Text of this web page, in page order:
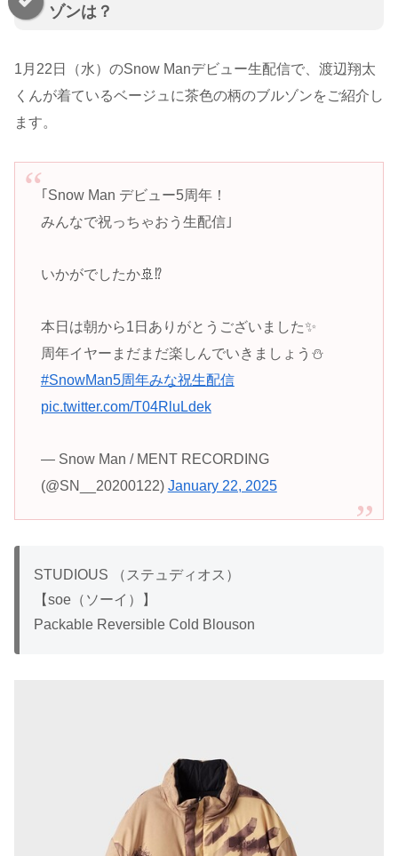
ゾンは？
1月22日（水）のSnow Manデビュー生配信で、渡辺翔太
くんが着ているベージュに茶色の柄のブルゾンをご紹介し
ます。
｢Snow Man デビュー5周年！
みんなで祝っちゃおう生配信｣
いかがでしたか🚢⁉️
本日は朝から1日ありがとうございました✨
周年イヤーまだまだ楽しんでいきましょう⛄️
#SnowMan5周年みな祝生配信
pic.twitter.com/T04RluLdek
— Snow Man / MENT RECORDING
(@SN__20200122) January 22, 2025
STUDIOUS （ステュディオス）
【soe（ソーイ）】
Packable Reversible Cold Blouson